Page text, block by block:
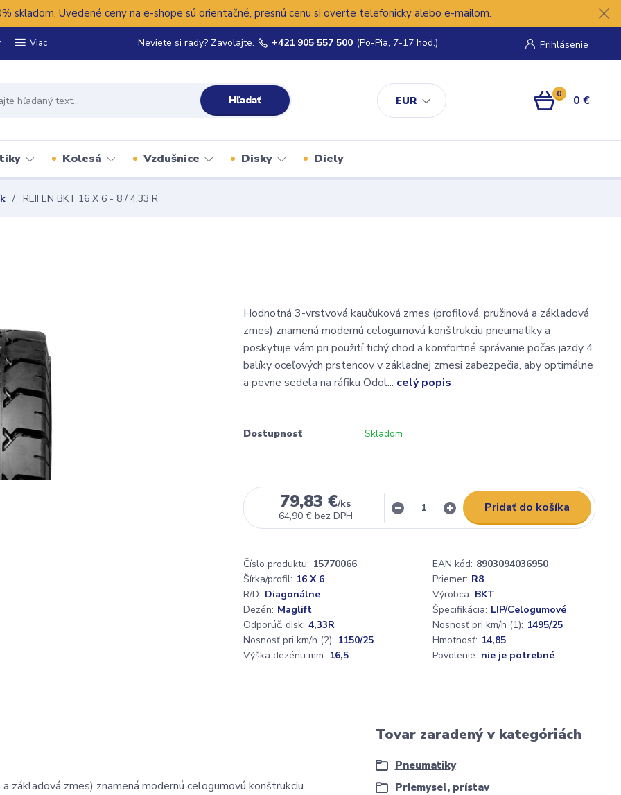
skladom. Uvedené ceny na e-shope sú orientačné, presnú cenu si overte telefonicky alebo e-mailom.
Viac
EUR
Prihlásenie
Hľadať
Neviete si rady? Zavolajte. +421 905 557 500 (Po-Pia, 7-17 hod.)
0 0 €
Kolesá Vzdušnice Disky Diely
REIFEN BKT 16 X 6 - 8 / 4.33 R
Hodnotná 3-vrstvová kaučuková zmes (profilová, pružinová a základová
zmes) znamená modernú celogumovú konštrukciu pneumatiky a
poskytuje vám pri použití tichý chod a komfortné správanie počas jazdy 4
balíky oceľových prstencov v základnej zmesi zabezpečia, aby optimálne
a pevne sedela na ráfiku Odol... celý popis
Dostupnosť Skladom
79,83 €/ks
64,90 € bez DPH
Pridať do košíka
Číslo produktu: 15770066 EAN kód: 8903094036950
Šírka/profil: 16 X 6 Priemer: R8
R/D: Diagonálne Výrobca: BKT
Dezén: Maglift Špecifikácia: LIP/Celogumové
Odporúč. disk: 4,33R Nosnosť pri km/h (1): 1495/25
Nosnosť pri km/h (2): 1150/25 Hmotnosť: 14,85
Výška dezénu mm: 16,5 Povolenie: nie je potrebné
základová zmes) znamená modernú celogumovú konštrukciu
Tovar zaradený v kategóriách
Pneumatiky
Priemysel, prístav